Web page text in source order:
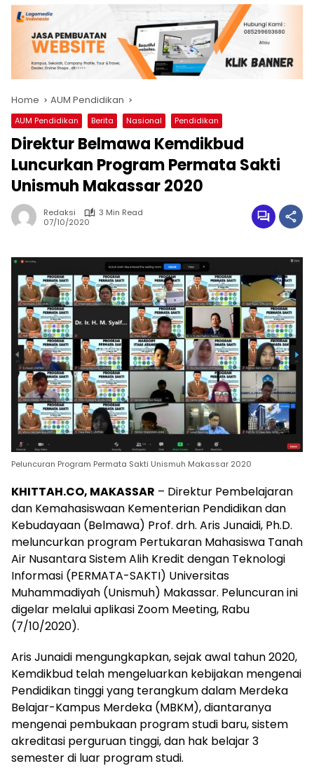
Home AUM Pendidikan
AUM Pendidikan Berita Nasional Pendidikan
Direktur Belmawa Kemdikbud
Luncurkan Program Permata Sakti
Unismuh Makassar 2020
Redaksi
3 Min Read
07/10/2020
Peluncuran Program Permata Sakti Unismuh Makassar 2020
KHITTAH.CO, MAKASSAR – Direktur Pembelajaran
dan Kemahasiswaan Kementerian Pendidikan dan
Kebudayaan (Belmawa) Prof. drh. Aris Junaidi, Ph.D.
meluncurkan program Pertukaran Mahasiswa Tanah
Air Nusantara Sistem Alih Kredit dengan Teknologi
Informasi (PERMATA-SAKTI) Universitas
Muhammadiyah (Unismuh) Makassar. Peluncuran ini
digelar melalui aplikasi Zoom Meeting, Rabu
(7/10/2020).
Aris Junaidi mengungkapkan, sejak awal tahun 2020,
Kemdikbud telah mengeluarkan kebijakan mengenai
Pendidikan tinggi yang terangkum dalam Merdeka
Belajar-Kampus Merdeka (MBKM), diantaranya
mengenai pembukaan program studi baru, sistem
akreditasi perguruan tinggi, dan hak belajar 3
semester di luar program studi.